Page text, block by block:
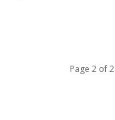
Page 2 of 2